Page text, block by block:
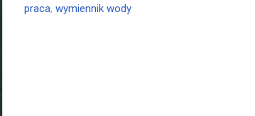
praca,wymiennik wody